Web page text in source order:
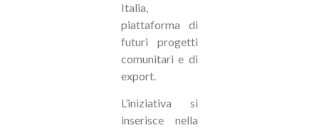
Italia,
piattaforma di
futuri progetti
comunitari e di
export.
L’iniziativa si
inserisce nella